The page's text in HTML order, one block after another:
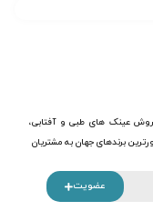
در ساخت و فروش عینک های طبی و آفتابی،
برندهای جهان به مشتریان
عضویت